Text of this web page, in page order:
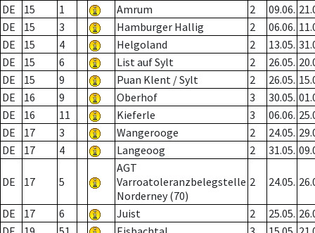
DE
15 1 Amrum 2 09.06.
DE
15 3 Hamburger Hallig 2 06.06.
DE
15 4 Helgoland 2 13.05.
DE
15 6 List auf Sylt 2 26.05.
DE
15 9 Puan Klent / Sylt 2 26.05.
DE
16 9 Oberhof 3 30.05.
DE
16 11 Kieferle 3 06.06.
DE
17 3 Wangerooge 2 24.05.
DE
17 4 Langeoog 2 31.05.
DE 17 5
AGT
Varroatoleranzbelegstelle
Norderney (70)
2 24.05.
DE 17 6 Juist 2 25.05.